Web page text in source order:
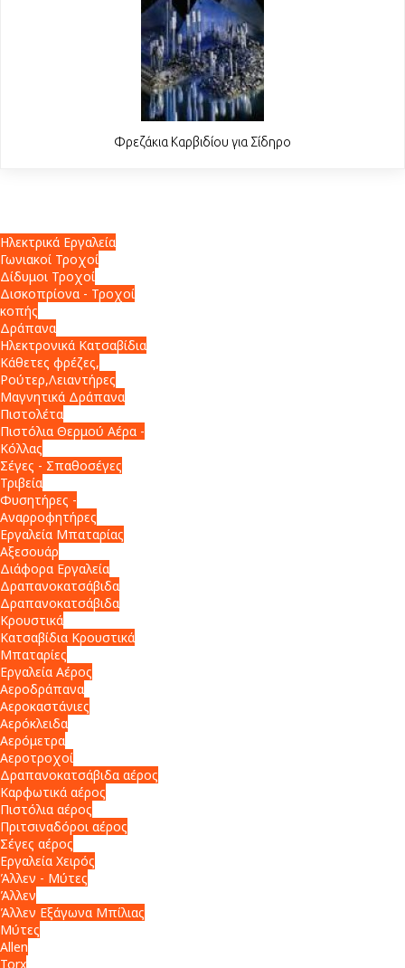
Φρεζάκια Καρβιδίου για Σίδηρο
Ηλεκτρικά Εργαλεία
Γωνιακοί Τροχοί
Δίδυμοι Τροχοί
Δισκοπρίονα - Τροχοί
κοπής
Δράπανα
Ηλεκτρονικά Κατσαβίδια
Κάθετες φρέζες,
Ρούτερ,Λειαντήρες
Μαγνητικά Δράπανα
Πιστολέτα
Πιστόλια Θερμού Αέρα -
Κόλλας
Σέγες - Σπαθοσέγες
Τριβεία
Φυσητήρες -
Αναρροφητήρες
Εργαλεία Μπαταρίας
Αξεσουάρ
Διάφορα Εργαλεία
Δραπανοκατσάβιδα
Δραπανοκατσάβιδα
Κρουστικά
Κατσαβίδια Κρουστικά
Μπαταρίες
Εργαλεία Αέρος
Αεροδράπανα
Αεροκαστάνιες
Αερόκλειδα
Αερόμετρα
Αεροτροχοί
Δραπανοκατσάβιδα αέρος
Καρφωτικά αέρος
Πιστόλια αέρος
Πριτσιναδόροι αέρος
Σέγες αέρος
Εργαλεία Χειρός
Άλλεν - Μύτες
Άλλεν
Άλλεν Εξάγωνα Μπίλιας
Μύτες
Allen
Torx